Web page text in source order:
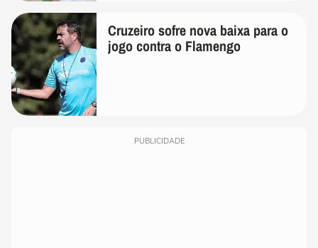
Cruzeiro sofre nova baixa para o
jogo contra o Flamengo
PUBLICIDADE